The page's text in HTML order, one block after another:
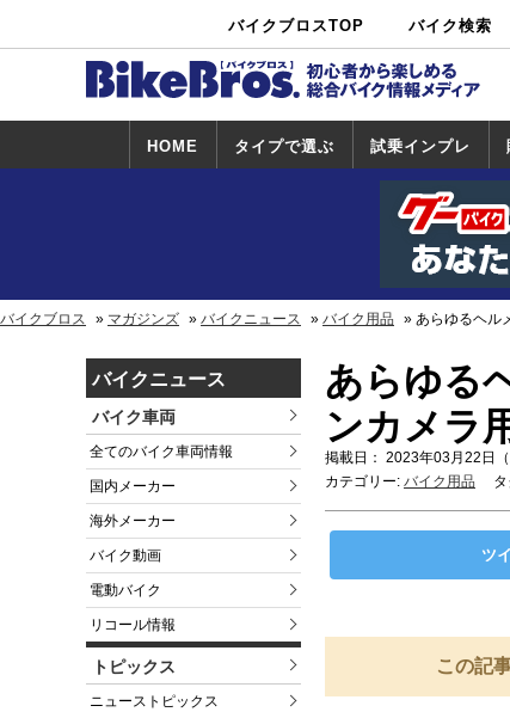
バイクブロスTOP バイク検索
中古バイ
ク・新車検
カタログ検
索
ショップ検
索
HOME タイプで選ぶ 試乗インプレ
試乗インプレ
一覧
ホンダ
ヤマハ
スズキ
カワサキ
ハーレー
BMW
トライアンフ
ドゥカティ
バイクブロス マガジンズ バイクニュース バイク用品 あらゆるヘル
バイクニュース
バイク車両
全てのバイク車両情報
国内メーカー
海外メーカー
バイク動画
電動バイク
リコール情報
トピックス
ニューストピックス
あらゆる
ンカメラ
掲載日： 2023年03月22日
カテゴリー: バイク用品 タ
ツ
この記